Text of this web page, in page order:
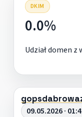
DKIM
0.0%
Udział domen z
09.05.2026 ·